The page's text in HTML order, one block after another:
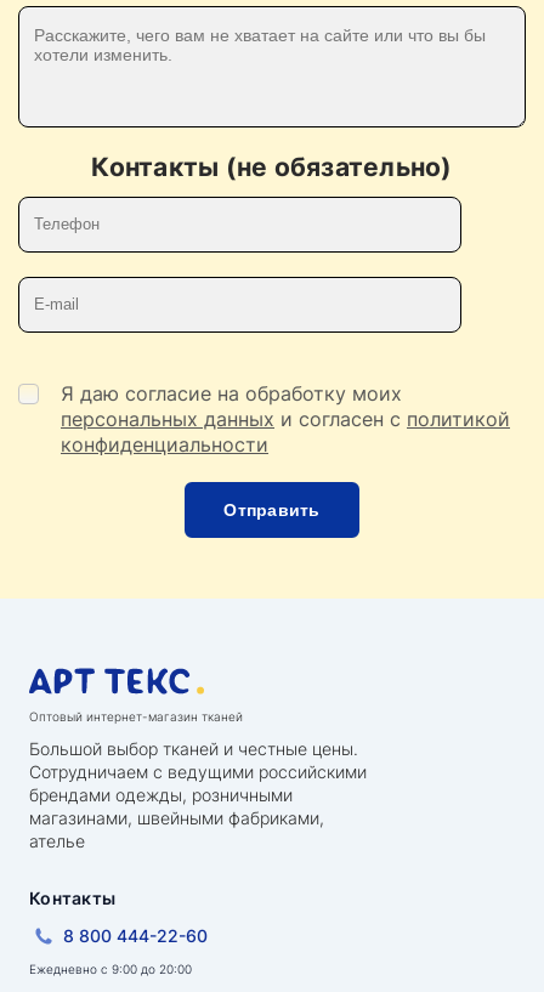
Контакты (не обязательно)
Я даю согласие на обработку моих
персональных данных и согласен с политикой
конфиденциальности
Оптовый интернет-магазин тканей
Большой выбор тканей и честные цены.
Сотрудничаем с ведущими российскими
брендами одежды, розничными
магазинами, швейными фабриками,
ателье
Контакты
8 800 444-22-60
Ежедневно с 9:00 до 20:00